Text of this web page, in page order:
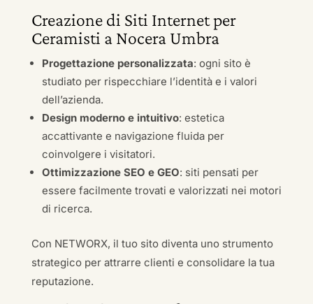
Creazione di Siti Internet per
Ceramisti a Nocera Umbra
Progettazione personalizzata: ogni sito è
studiato per rispecchiare l’identità e i valori
dell’azienda.
Design moderno e intuitivo: estetica
accattivante e navigazione fluida per
coinvolgere i visitatori.
Ottimizzazione SEO e GEO: siti pensati per
essere facilmente trovati e valorizzati nei motori
di ricerca.
Con NETWORX, il tuo sito diventa uno strumento
strategico per attrarre clienti e consolidare la tua
reputazione.